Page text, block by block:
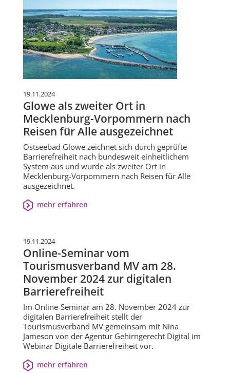
19.11.2024
Glowe als zweiter Ort in
Mecklenburg-Vorpommern nach
Reisen für Alle ausgezeichnet
Ostseebad Glowe zeichnet sich durch geprüfte
Barrierefreiheit nach bundesweit einheitlichem
System aus und wurde als zweiter Ort in
Mecklenburg-Vorpommern nach Reisen für Alle
ausgezeichnet.
mehr erfahren
19.11.2024
Online-Seminar vom
Tourismusverband MV am 28.
November 2024 zur digitalen
Barrierefreiheit
Im Online-Seminar am 28. November 2024 zur
digitalen Barrierefreiheit stellt der
Tourismusverband MV gemeinsam mit Nina
Jameson von der Agentur Gehirngerecht Digital im
Webinar Digitale Barrierefreiheit vor.
mehr erfahren